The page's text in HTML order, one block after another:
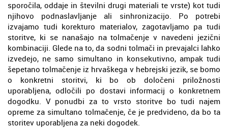
sporočila, oddaje in številni drugi materiali te vrste) kot tudi
njihovo podnaslavljanje ali sinhronizacijo. Po potrebi
izvajamo tudi korekturo materialov, zagotavljamo pa tudi
storitve, ki se nanašajo na tolmačenje v navedeni jezični
kombinaciji. Glede na to, da sodni tolmači in prevajalci lahko
izvedejo, ne samo simultano in konsekutivno, ampak tudi
šepetano tolmačenje iz hrvaškega v hebrejski jezik, se bomo
o konkretni storitvi, ki bo ob določeni priložnosti
uporabljena, odločili po dostavi informacij o konkretnem
dogodku. V ponudbi za to vrsto storitve bo tudi najem
opreme za simultano tolmačenje, če je predvideno, da bo ta
storitev uporabljena za neki dogodek.